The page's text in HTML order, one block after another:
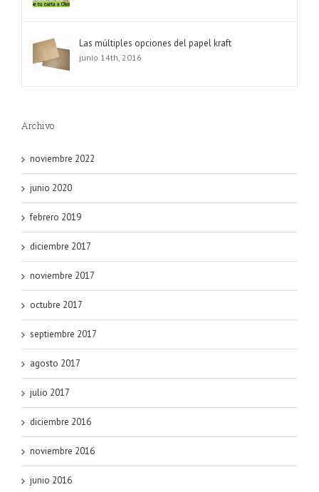
Las múltiples opciones del papel kraft
junio 14th, 2016
Archivo
noviembre 2022
junio 2020
febrero 2019
diciembre 2017
noviembre 2017
octubre 2017
septiembre 2017
agosto 2017
julio 2017
diciembre 2016
noviembre 2016
junio 2016